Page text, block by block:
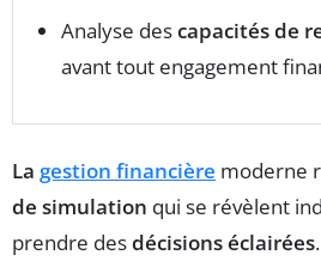
Analyse descapacités de
avant tout engagement
La gestion financière moderne
de simulation qui se révèlent
prendre desdécisions éclairées